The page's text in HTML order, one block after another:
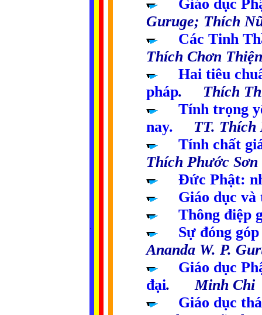
.
Giáo dục
Guruge; Thích
Các Tinh
Thích Chơn Thiện
Hai tiêu
pháp. Thích
Tính trọng
nay. TT. Thích
Tính chất
Thích Phước Sơn
Đức Phật:
Giáo dục
Thông điệp
Sự đóng
Ananda W. P.
Giáo dục
đại. Minh Chi
Giáo dục